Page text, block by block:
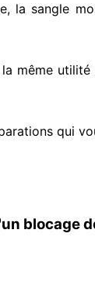
la sangle
même utilité
qui
blocage